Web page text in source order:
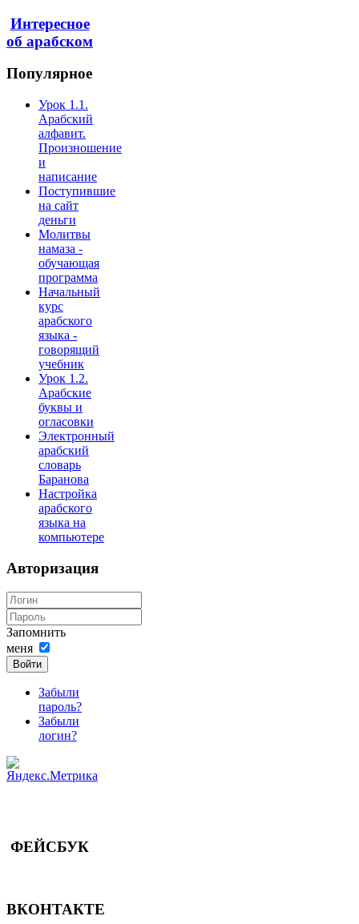
Интересное
об арабском
Популярное
Урок 1.1.
Арабский
алфавит.
Произношение
и
написание
Поступившие
на сайт
деньги
Молитвы
намаза -
обучающая
программа
Начальный
курс
арабского
языка -
говорящий
учебник
Урок 1.2.
Арабские
буквы и
огласовки
Электронный
арабский
словарь
Баранова
Настройка
арабского
языка на
компьютере
Авторизация
Запомнить
меня
Войти
Забыли
пароль?
Забыли
логин?
ФЕЙСБУК
ВКОНТАКТЕ